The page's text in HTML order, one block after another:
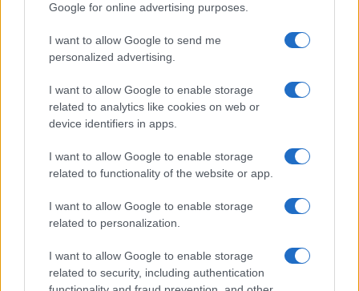
Google for online advertising purposes.
I want to allow Google to send me
personalized advertising.
I want to allow Google to enable storage
related to analytics like cookies on web or
device identifiers in apps.
I want to allow Google to enable storage
related to functionality of the website or app.
I want to allow Google to enable storage
related to personalization.
I want to allow Google to enable storage
related to security, including authentication
Ricevi le nostre ultime news
daGoogle News
Condividi l'articolo
F
a
ce
T
w
it
Pi
n
te
W
h
at
S
a
Articolo precedente
Prossimo articolo